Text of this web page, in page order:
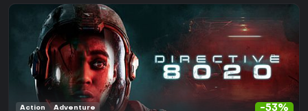
-53%
Action Adventure